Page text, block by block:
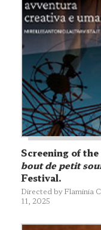
Screening of
bout de petit
Festival.
Directed by Flaminia
11, 2025